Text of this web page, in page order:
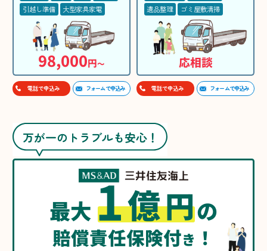
引越し準備
大型家具家電
98,000円〜
電話で申込み フォームで申込み
遺品整理
ゴミ屋敷清掃
応相談
電話で申込み フォームで申込み
万が一のトラブルも安心！
最大1億円の
賠償責任保険付き ！